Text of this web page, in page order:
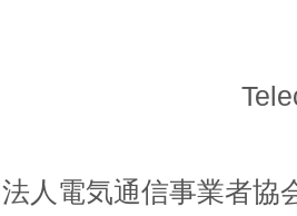
人電気通信事業者協